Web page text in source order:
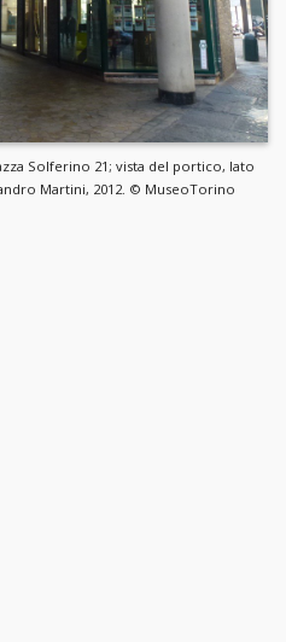
Solferino 21; vista del portico, lato
Martini, 2012. © MuseoTorino